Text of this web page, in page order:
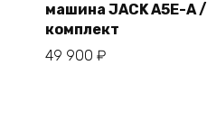
машина JACK A5E-A /
комплект
49 900 ₽